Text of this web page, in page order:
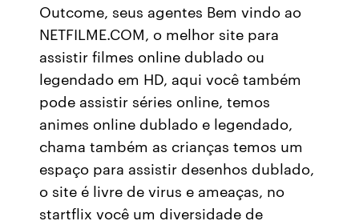
Outcome, seus agentes Bem vindo ao
NETFILME.COM, o melhor site para
assistir filmes online dublado ou
legendado em HD, aqui você também
pode assistir séries online, temos
animes online dublado e legendado,
chama também as crianças temos um
espaço para assistir desenhos dublado,
o site é livre de virus e ameaças, no
startflix você um diversidade de